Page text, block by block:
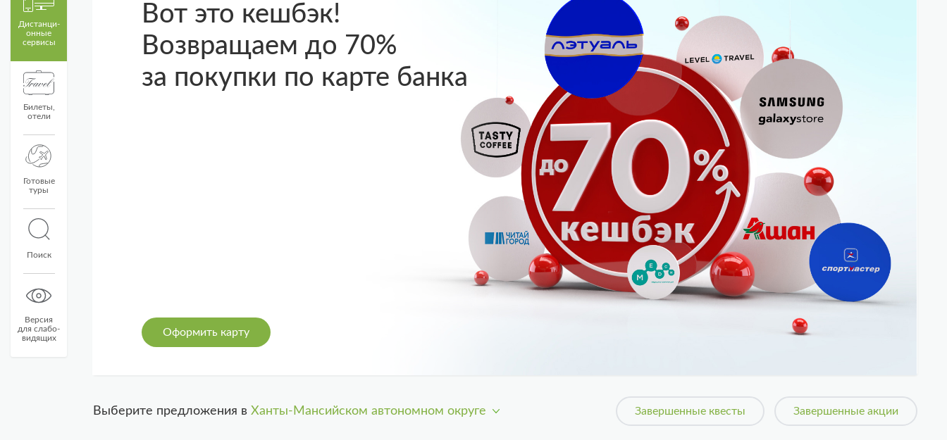
Дистанци­
онные
сервисы
Билеты,
отели
Готовые
туры
Поиск
Версия
для слабо-
видящих
Вот это кешбэк!
Возвращаем до 70%
за покупки по карте банка
Оформить карту
Выберите предложения в Ханты-Мансийском автономном округе Завершенные квесты Завершенные акции